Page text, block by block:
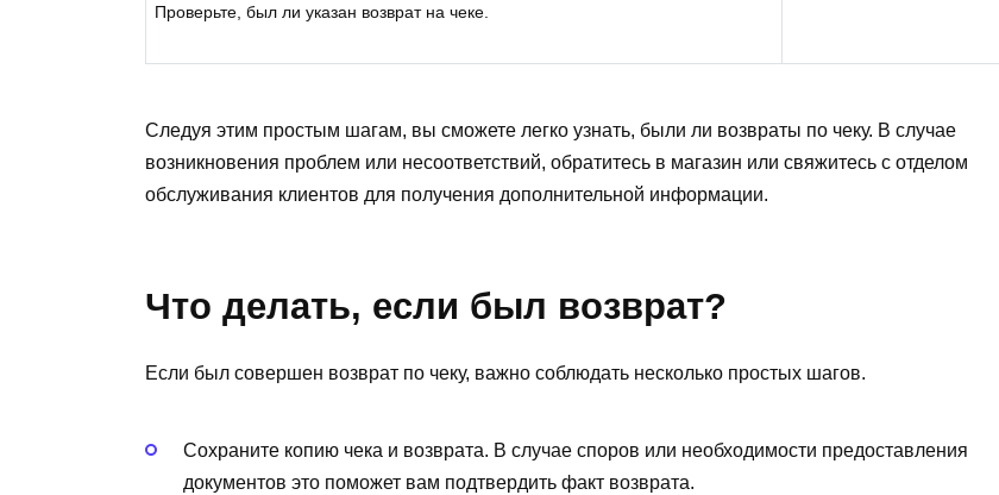
Проверьте, был ли указан возврат на чеке.
Следуя этим простым шагам, вы сможете легко узнать, были ли возвраты по чеку. В случае
возникновения проблем или несоответствий, обратитесь в магазин или свяжитесь с отделом
обслуживания клиентов для получения дополнительной информации.
Что делать, если был возврат?
Если был совершен возврат по чеку, важно соблюдать несколько простых шагов.
Сохраните копию чека и возврата. В случае споров или необходимости предоставления
документов это поможет вам подтвердить факт возврата.